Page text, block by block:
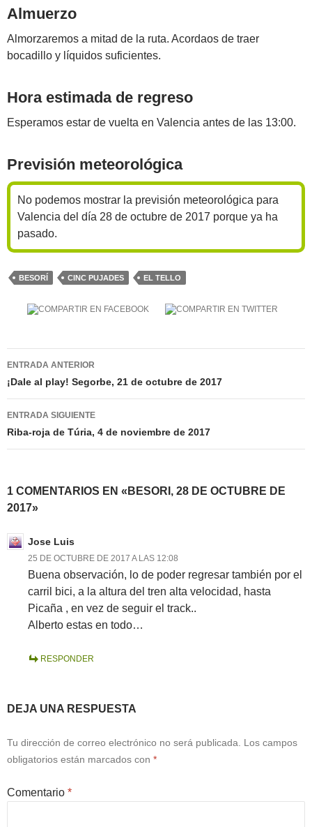
Almuerzo
Almorzaremos a mitad de la ruta. Acordaos de traer
bocadillo y líquidos suficientes.
Hora estimada de regreso
Esperamos estar de vuelta en Valencia antes de las 13:00.
Previsión meteorológica
No podemos mostrar la previsión meteorológica para
Valencia del día 28 de octubre de 2017 porque ya ha
pasado.
BESORÍ CINC PUJADES EL TELLO
Navegación
de
entradas
ENTRADA ANTERIOR
¡Dale al play! Segorbe, 21 de octubre de 2017
ENTRADA SIGUIENTE
Riba-roja de Túria, 4 de noviembre de 2017
1 COMENTARIOS EN «BESORI, 28 DE OCTUBRE DE
2017»
Jose Luis
25 DE OCTUBRE DE 2017 A LAS 12:08
Buena observación, lo de poder regresar también por el
carril bici, a la altura del tren alta velocidad, hasta
Picaña , en vez de seguir el track..
Alberto estas en todo…
RESPONDER
DEJA UNA RESPUESTA
Tu dirección de correo electrónico no será publicada.
Los campos
obligatorios están marcados con *
Comentario *